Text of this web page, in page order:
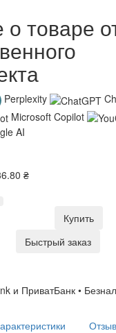
о товаре
Perplexity
Microsoft Copilot
AI
₴
Купить
Быстрый заказ
и ПриватБанк •